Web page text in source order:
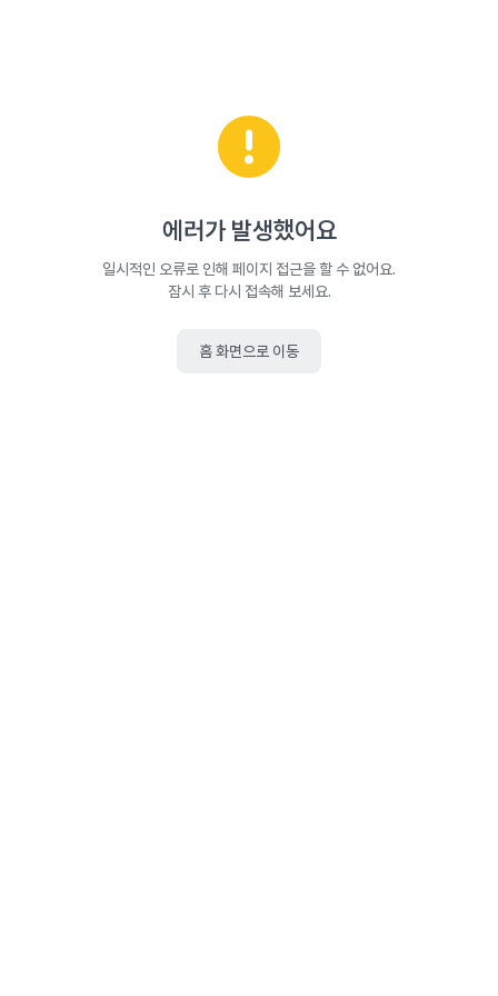
에러가 발생했어요
일시적인 오류로 인해 페이지 접근을 할 수 없어요.
잠시 후 다시 접속해 보세요.
홈 화면으로 이동